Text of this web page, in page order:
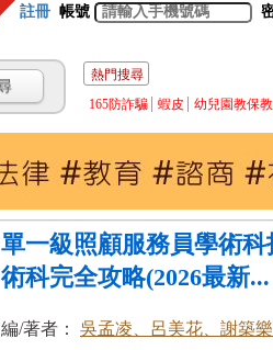
註冊 帳號
熱門搜尋
165防詐騙
蝦皮 幼兒園教保
單一級照顧服務員學術
術科完全攻略(2026最新...
編/著者： 吳孟凌、呂美花、謝築